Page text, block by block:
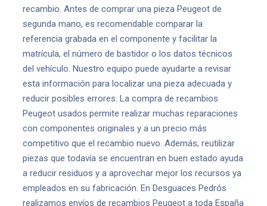
recambio. Antes de comprar una pieza Peugeot de
segunda mano, es recomendable comparar la
referencia grabada en el componente y facilitar la
matrícula, el número de bastidor o los datos técnicos
del vehículo. Nuestro equipo puede ayudarte a revisar
esta información para localizar una pieza adecuada y
reducir posibles errores. La compra de recambios
Peugeot usados permite realizar muchas reparaciones
con componentes originales y a un precio más
competitivo que el recambio nuevo. Además, reutilizar
piezas que todavía se encuentran en buen estado ayuda
a reducir residuos y a aprovechar mejor los recursos ya
empleados en su fabricación. En Desguaces Pedrós
realizamos envíos de recambios Peugeot a toda España